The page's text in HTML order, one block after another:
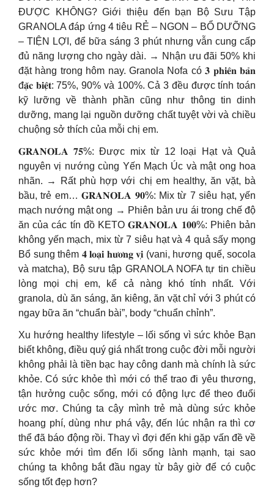
ĐƯỢC KHÔNG? Giới thiệu đến bạn Bộ Sưu Tập
GRANOLA đáp ứng 4 tiêu RẺ – NGON – BỔ DƯỠNG
– TIỆN LỢI, để bữa sáng 3 phút nhưng vẫn cung cấp
đủ năng lượng cho ngày dài. → Nhận ưu đãi 50% khi
đặt hàng trong hôm nay. Granola Nofa có 𝟑 𝐩𝐡𝐢𝐞̂𝐧 𝐛𝐚̉𝐧
đ𝐚̣̆𝐜 𝐛𝐢𝐞̣̂𝐭: 75%, 90% và 100%. Cả 3 đều được tính toán
kỹ lưỡng về thành phần cũng như thông tin dinh
dưỡng, mang lại nguồn dưỡng chất tuyệt vời và chiều
chuộng sở thích của mỗi chị em.
𝐆𝐑𝐀𝐍𝐎𝐋𝐀 𝟕𝟓%: Được mix từ 12 loại Hạt và Quả
nguyên vị nướng cùng Yến Mạch Úc và mật ong hoa
nhãn. → Rất phù hợp với chị em healthy, ăn vặt, bà
bầu, trẻ em… 𝐆𝐑𝐀𝐍𝐎𝐋𝐀 𝟗𝟎%: Mix từ 7 siêu hạt, yến
mạch nướng mật ong → Phiên bản ưu ái trong chế độ
ăn của các tín đồ KETO 𝐆𝐑𝐀𝐍𝐎𝐋𝐀 𝟏𝟎𝟎%: Phiên bản
không yến mạch, mix từ 7 siêu hạt và 4 quả sấy mọng
Bổ sung thêm 𝟒 𝐥𝐨𝐚̣𝐢 𝐡𝐮̛𝐨̛𝐧𝐠 𝐯𝐢̣ (vani, hương quế, socola
và matcha), Bộ sưu tập GRANOLA NOFA tự tin chiều
lòng mọi chị em, kể cả nàng khó tính nhất. Với
granola, dù ăn sáng, ăn kiêng, ăn vặt chỉ với 3 phút có
ngay bữa ăn “chuẩn bài”, body “chuẩn chỉnh”.
Xu hướng healthy lifestyle – lối sống vì sức khỏe Bạn
biết không, điều quý giá nhất trong cuộc đời mỗi người
không phải là tiền bạc hay công danh mà chính là sức
khỏe. Có sức khỏe thì mới có thể trao đi yêu thương,
tận hưởng cuộc sống, mới có động lực để theo đuổi
ước mơ. Chúng ta cậy mình trẻ mà dùng sức khỏe
hoang phí, dùng như phá vậy, đến lúc nhận ra thì cơ
thể đã báo động rồi. Thay vì đợi đến khi gặp vấn đề về
sức khỏe mới tìm đến lối sống lành mạnh, tại sao
chúng ta không bắt đầu ngay từ bây giờ để có cuộc
sống tốt đẹp hơn?